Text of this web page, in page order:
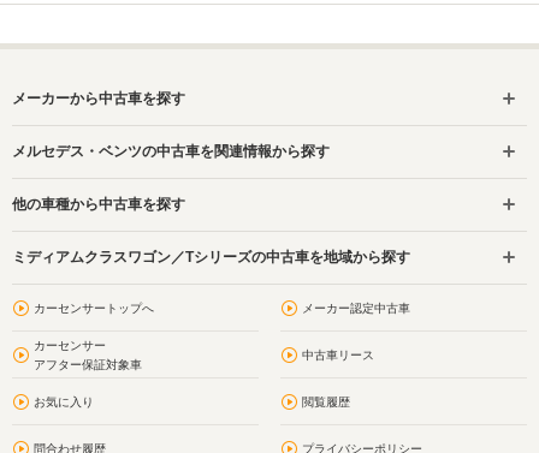
メーカーから中古車を探す
メルセデス・ベンツの中古車を関連情報から探す
他の車種から中古車を探す
ミディアムクラスワゴン／Tシリーズの中古車を地域から探す
カーセンサートップへ メーカー認定中古車
カーセンサー
アフター保証対象車
中古車リース
お気に入り 閲覧履歴
問合わせ履歴 プライバシーポリシー